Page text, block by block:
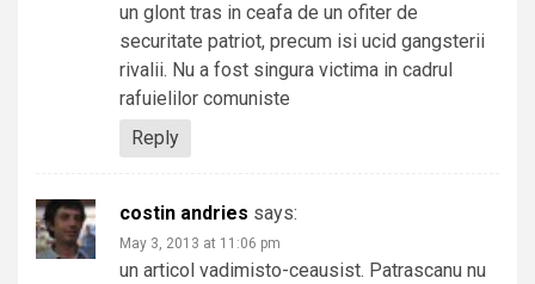
un glont tras in ceafa de un ofiter de
securitate patriot, precum isi ucid gangsterii
rivalii. Nu a fost singura victima in cadrul
rafuielilor comuniste
Reply
costin andries says:
May 3, 2013 at 11:06 pm
un articol vadimisto-ceausist. Patrascanu nu